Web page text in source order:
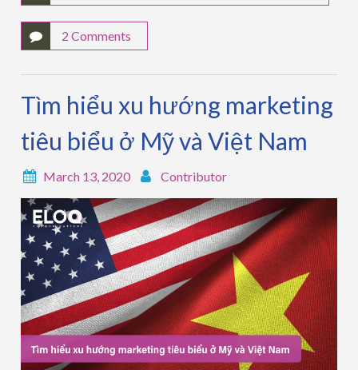
2 Comments
Tìm hiểu xu hướng marketing
tiêu biểu ở Mỹ và Việt Nam
March 13, 2020 Contributor